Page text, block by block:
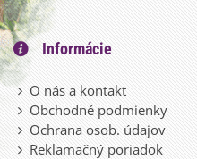
Informácie
O nás a kontakt
Obchodné podmienky
Ochrana osob. údajov
Reklamačný poriadok